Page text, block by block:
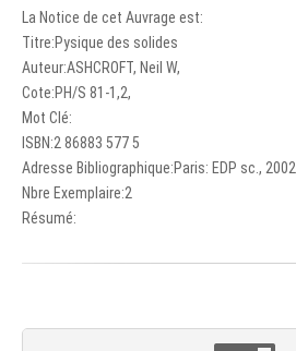
La Notice de cet Auvrage est:
Titre:Pysique des solides
Auteur:ASHCROFT, Neil W,
Cote:PH/S 81-1,2,
Mot Clé:
ISBN:2 86883 577 5
Adresse Bibliographique:Paris: EDP sc., 2002
Nbre Exemplaire:2
Résumé: